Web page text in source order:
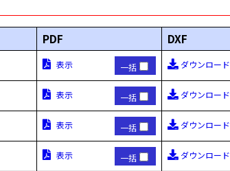
PDF
DXF
表示 一括 ダウンロード
表示 一括 ダウンロード
表示 一括 ダウンロード
表示 一括 ダウンロード